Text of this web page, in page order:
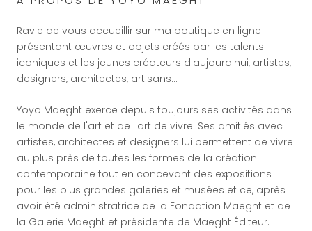
Ravie de vous accueillir sur ma boutique en ligne
présentant œuvres et objets créés par les talents
iconiques et les jeunes créateurs d'aujourd'hui, artistes,
designers, architectes, artisans…
Yoyo Maeght exerce depuis toujours ses activités dans
le monde de l'art et de l'art de vivre. Ses amitiés avec
artistes, architectes et designers lui permettent de vivre
au plus près de toutes les formes de la création
contemporaine tout en concevant des expositions
pour les plus grandes galeries et musées et ce, après
avoir été administratrice de la Fondation Maeght et de
la Galerie Maeght et présidente de Maeght Éditeur.